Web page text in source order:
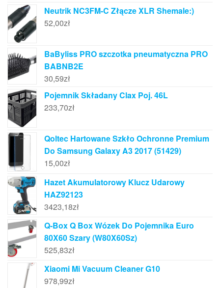
Neutrik NC3FM-C Złącze XLR Shemale:)
52,00zł
BaByliss PRO szczotka pneumatyczna PRO
BABNB2E
30,59zł
Pojemnik Składany Clax Poj. 46L
233,70zł
Qoltec Hartowane Szkło Ochronne Premium
Do Samsung Galaxy A3 2017 (51429)
15,00zł
Hazet Akumulatorowy Klucz Udarowy
HAZ92123
3423,18zł
Q-Box Q Box Wózek Do Pojemnika Euro
80X60 Szary (W80X60Sz)
525,83zł
Xiaomi Mi Vacuum Cleaner G10
978,99zł